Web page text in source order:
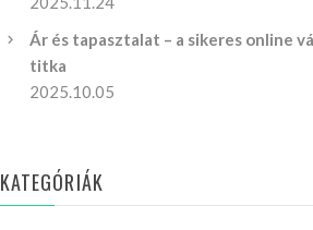
Ár és tapasztalat – a sikeres online
titka
2025.10.05
KATEGÓRIÁK